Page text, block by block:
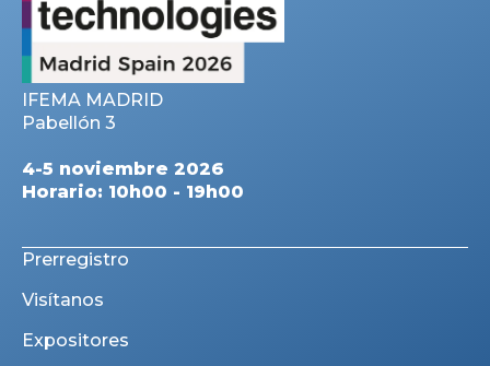
IFEMA MADRID
Pabellón 3
4-5 noviembre 2026
Horario: 10h00 - 19h00
Prerregistro
Visítanos
Expositores